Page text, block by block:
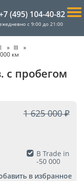
(495) 104-40-82
с 9:00 до 21:00
III
км
с пробегом
1 625 000
В Trade in
-50 000
в избранное